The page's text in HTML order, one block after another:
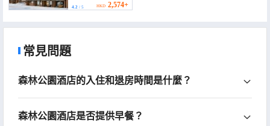
4.2 / 5 HKD 2,574+
常見問題
森林公園酒店的入住和退房時間是什麼？
森林公園酒店是否提供早餐？